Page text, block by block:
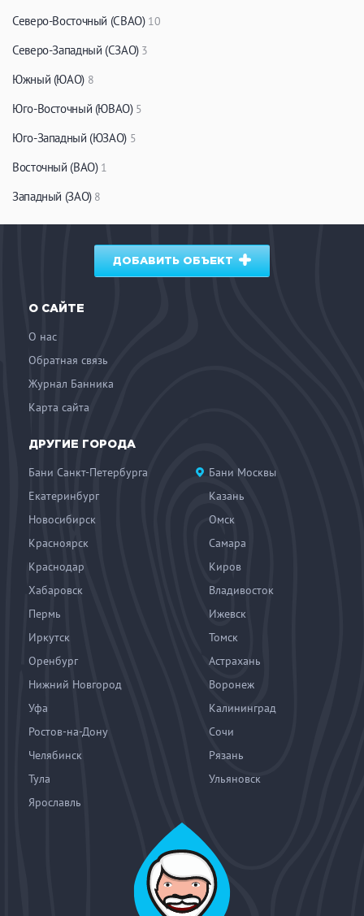
Северо-Восточный (СВАО) 10
Северо-Западный (СЗАО) 3
Южный (ЮАО) 8
Юго-Восточный (ЮВАО) 5
Юго-Западный (ЮЗАО) 5
Восточный (ВАО) 1
Западный (ЗАО) 8
ДОБАВИТЬ ОБЪЕКТ
О САЙТЕ
О нас
Обратная связь
Журнал Банника
Карта сайта
ДРУГИЕ ГОРОДА
Бани Санкт-Петербурга
Бани Москвы
Екатеринбург
Казань
Новосибирск
Омск
Красноярск
Самара
Краснодар
Киров
Хабаровск
Владивосток
Пермь
Ижевск
Иркутск
Томск
Оренбург
Астрахань
Нижний Новгород
Воронеж
Уфа
Калининград
Ростов-на-Дону
Сочи
Челябинск
Рязань
Тула
Ульяновск
Ярославль